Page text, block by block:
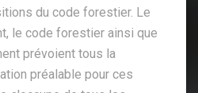
du code forestier. Le
le code forestier ainsi que
prévoient tous la
préalable pour ces